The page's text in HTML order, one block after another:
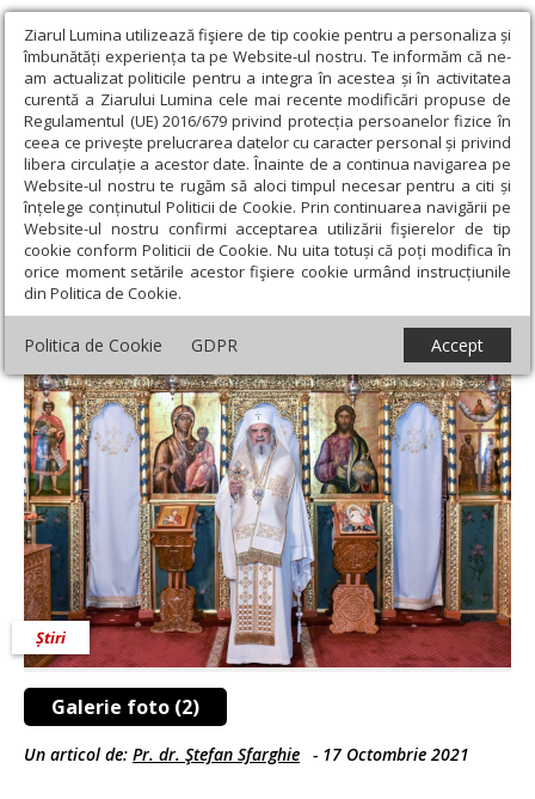
Ziarul Lumina utilizează fişiere de tip cookie pentru a personaliza și
îmbunătăți experiența ta pe Website-ul nostru. Te informăm că ne-
am actualizat politicile pentru a integra în acestea și în activitatea
curentă a Ziarului Lumina cele mai recente modificări propuse de
Regulamentul (UE) 2016/679 privind protecția persoanelor fizice în
ceea ce privește prelucrarea datelor cu caracter personal și privind
libera circulație a acestor date. Înainte de a continua navigarea pe
Website-ul nostru te rugăm să aloci timpul necesar pentru a citi și
înțelege conținutul Politicii de Cookie. Prin continuarea navigării pe
Website-ul nostru confirmi acceptarea utilizării fişierelor de tip
cookie conform Politicii de Cookie. Nu uita totuși că poți modifica în
orice moment setările acestor fişiere cookie urmând instrucțiunile
din Politica de Cookie.
Politica de Cookie GDPR Accept
Ziarul Lumina › Actualitate religioasă › Știri › „Rostul vieţii este
primirea şi rodirea cuvântului lui Dumnezeu”
„Rostul vieţii este primirea şi rodirea
cuvântului lui Dumnezeu”
Galerie foto (2)
Știri
Un articol de: Pr. dr. Ştefan Sfarghie - 17 Octombrie 2021